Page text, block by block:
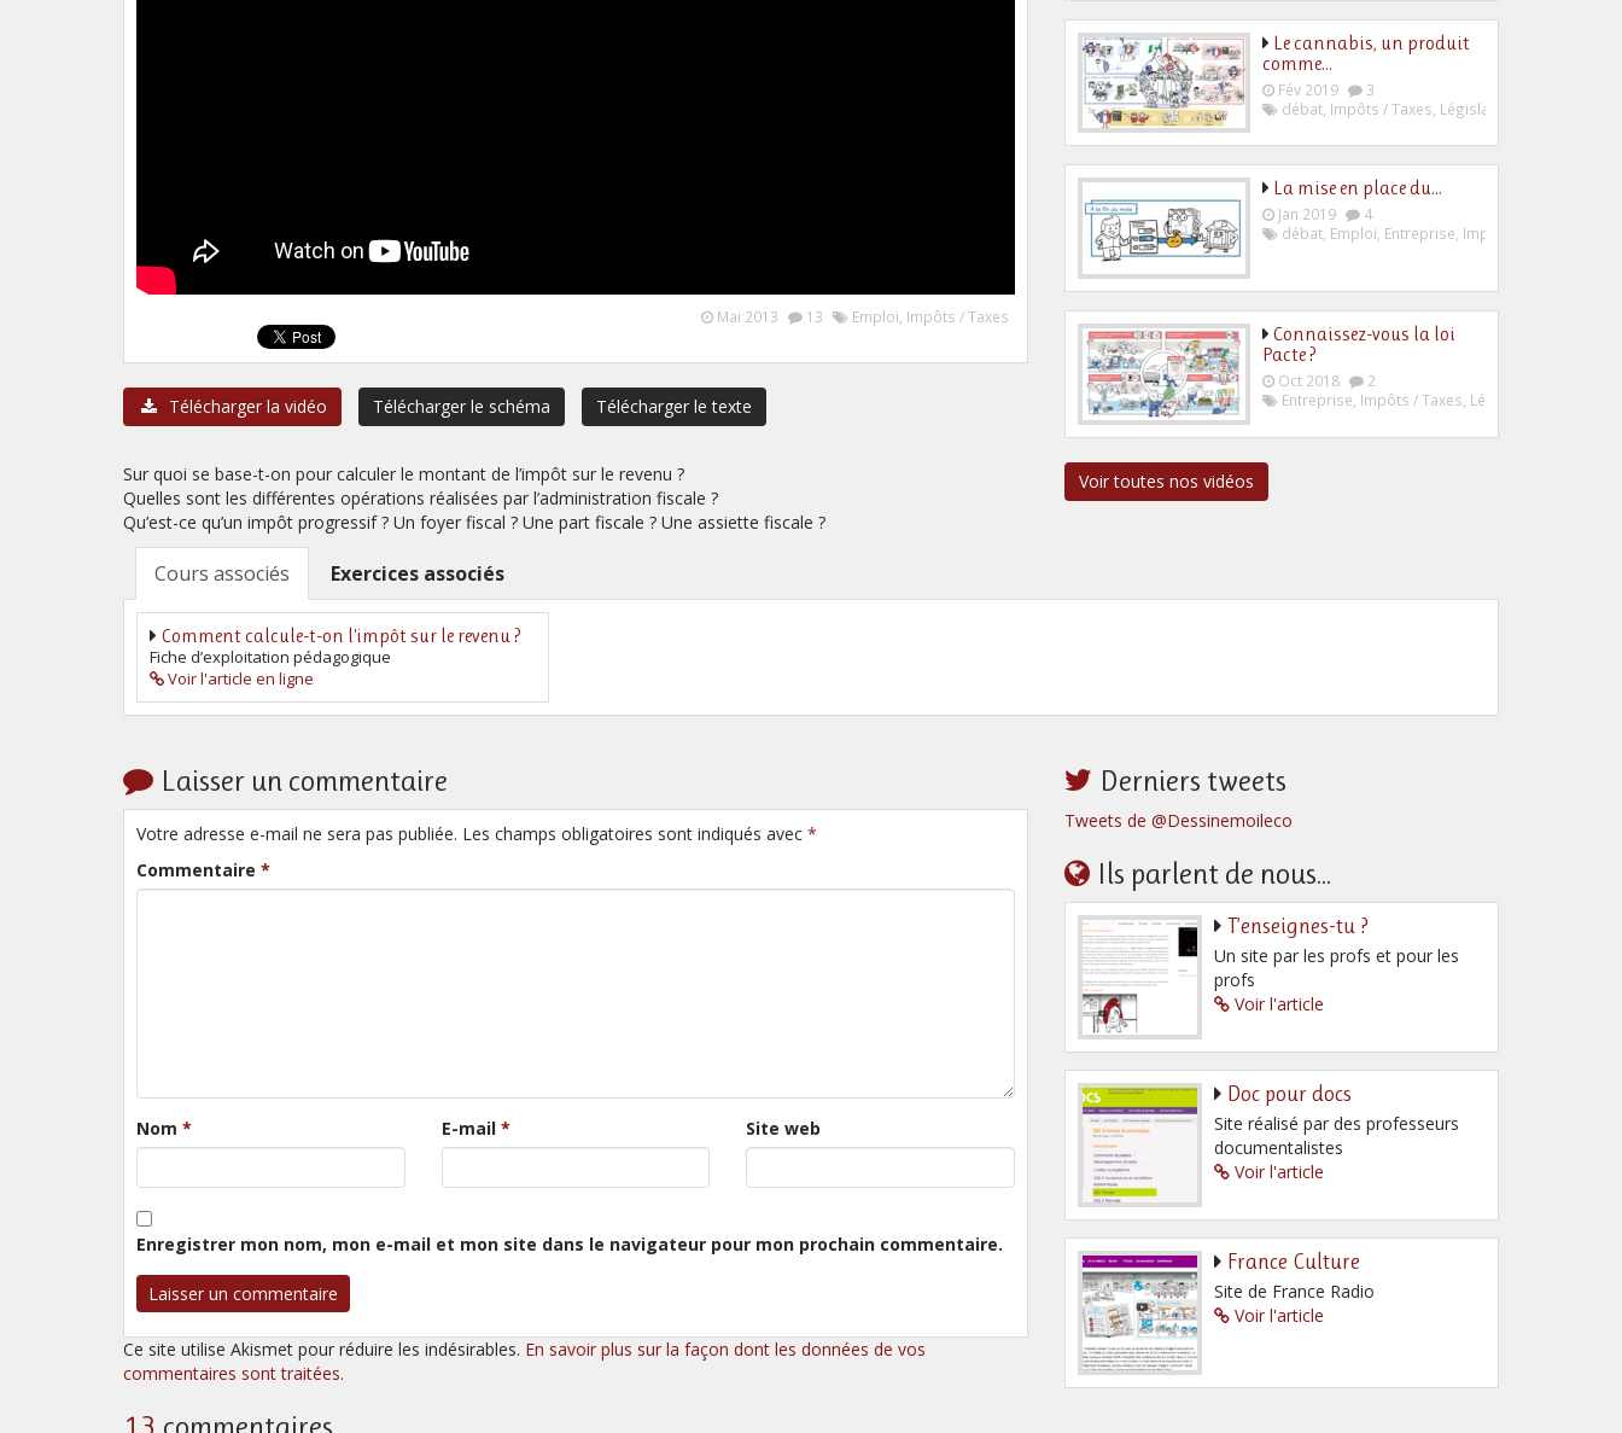
Mai 2013 13 Emploi Impôts / Taxes
Télécharger la vidéo Télécharger le schéma Télécharger le texte
Sur quoi se base-t-on pour calculer le montant de l’impôt sur le revenu ?
Quelles sont les différentes opérations réalisées par l’administration fiscale ?
Qu’est-ce qu’un impôt progressif ? Un foyer fiscal ? Une part fiscale ? Une assiette fiscale ?
Le cannabis, un produit
comme…
Fév 2019
3
débat Impôts / Taxes Législation
La mise en place du…
Jan 2019
4
débat Emploi Entreprise Impôts / Taxes
Connaissez-vous la loi
Pacte ?
Oct 2018
2
Entreprise Impôts / Taxes Législation
Voir toutes nos vidéos
Cours associés Exercices associés
Comment calcule-t-on l'impôt sur le revenu ?
Fiche d’exploitation pédagogique
Voir l'article en ligne
Laisser un commentaire
Votre adresse e-mail ne sera pas publiée. Les champs obligatoires sont indiqués avec *
Commentaire *
Nom * E-mail * Site web
Enregistrer mon nom, mon e-mail et mon site dans le navigateur pour mon prochain commentaire.
Ce site utilise Akismet pour réduire les indésirables. En savoir plus sur la façon dont les données de vos
commentaires sont traitées.
Derniers tweets
Tweets de @Dessinemoileco
Ils parlent de nous...
T’enseignes-tu ?
Un site par les profs et pour les
profs
Voir l'article
Doc pour docs
Site réalisé par des professeurs
documentalistes
Voir l'article
France Culture
Site de France Radio
Voir l'article